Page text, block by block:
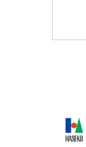
で収集・
・専有部
旋並びに
しません。
４．当社は、